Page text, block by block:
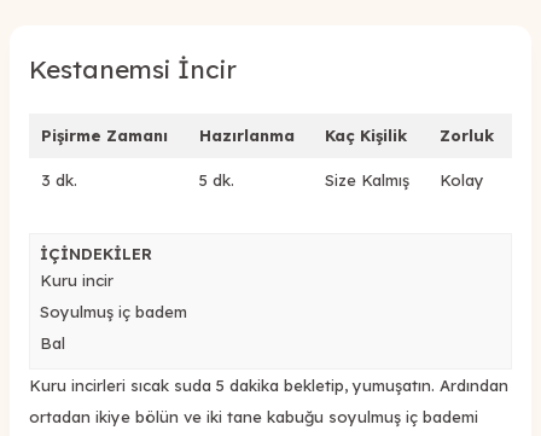
Kestanemsi İncir
Pişirme Zamanı Hazırlanma Kaç Kişilik Zorluk
3 dk. 5 dk. Size Kalmış Kolay
İÇİNDEKİLER
Kuru incir
Soyulmuş iç badem
Bal
Kuru incirleri sıcak suda 5 dakika bekletip, yumuşatın. Ardından
ortadan ikiye bölün ve iki tane kabuğu soyulmuş iç bademi